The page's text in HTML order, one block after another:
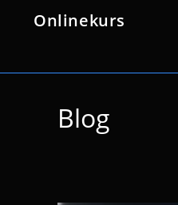
Onlinekurs
Blog